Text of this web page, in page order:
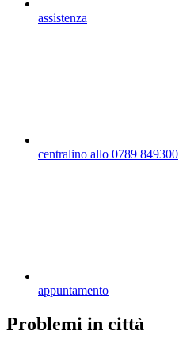
assistenza
centralino allo 0789 849300
appuntamento
Problemi in città